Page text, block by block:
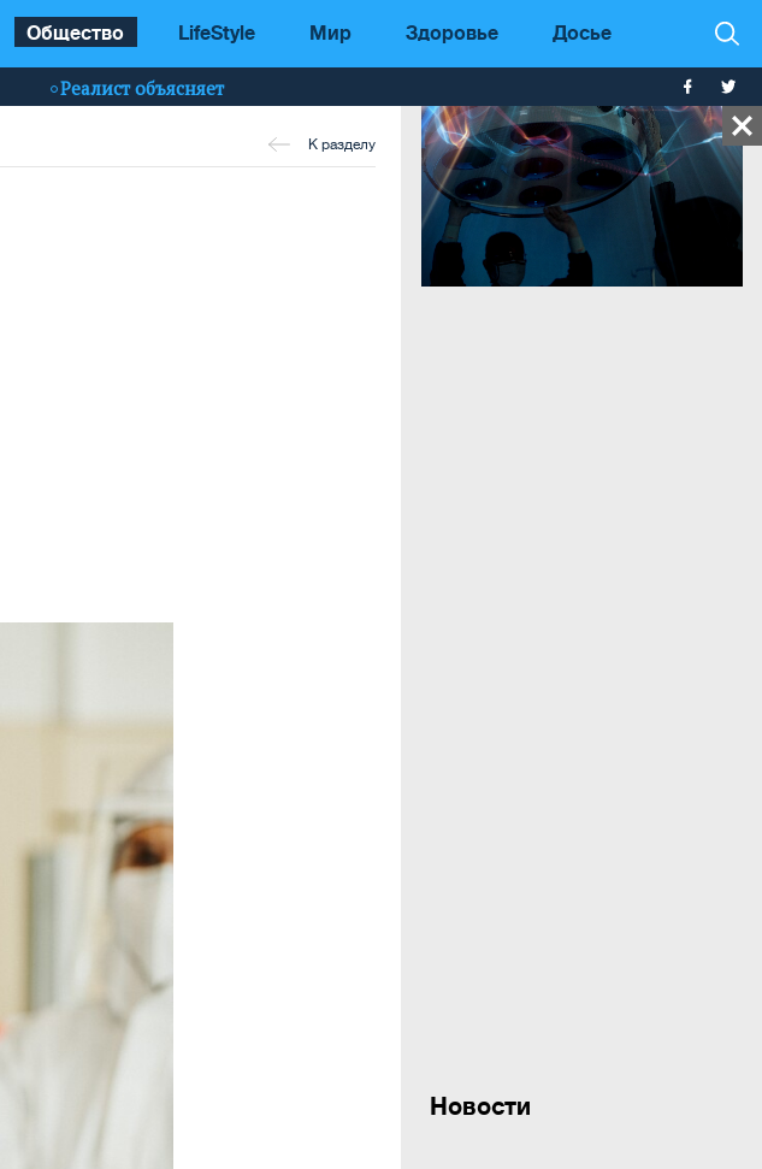
Общество LifeStyle Мир Здоровье Досье
Реалист объясняет
Новости
К разделу